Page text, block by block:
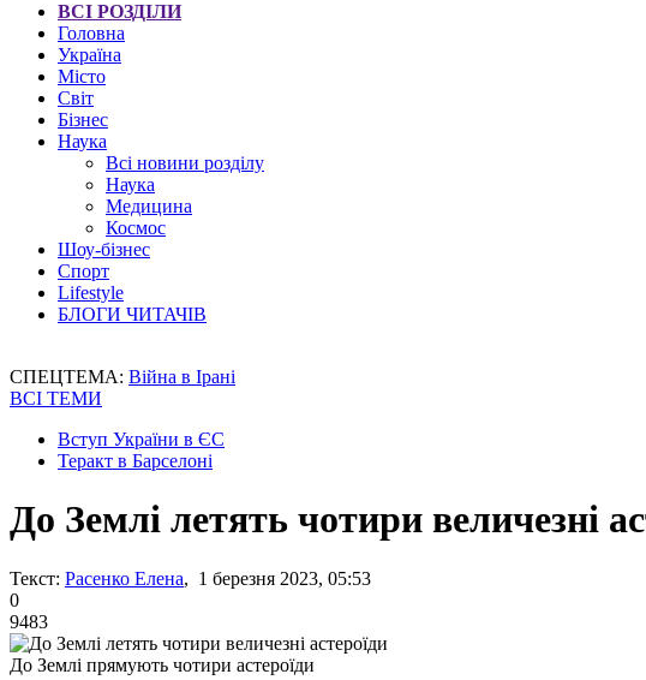
ВСІ РОЗДІЛИ
Головна
Україна
Місто
Світ
Бізнес
Наука
Всі новини розділу
Наука
Медицина
Космос
Шоу-бізнес
Спорт
Lifestyle
БЛОГИ ЧИТАЧІВ
СПЕЦТЕМА: Війна в Ірані
ВСІ ТЕМИ
Вступ України в ЄС
Теракт в Барселоні
До Землі летять чотири величезні
Текст: Расенко Елена, 1 березня 2023, 05:53
0
9483
До Землі прямують чотири астероїди